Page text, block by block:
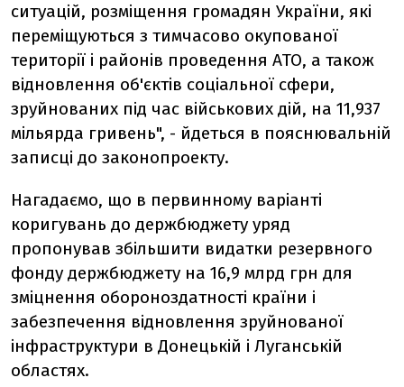
ситуацій, розміщення громадян України, які
переміщуються з тимчасово окупованої
території і районів проведення АТО, а також
відновлення об'єктів соціальної сфери,
зруйнованих під час військових дій, на 11,937
мільярда гривень", - йдеться в пояснювальній
записці до законопроекту.
Нагадаємо, що в первинному варіанті
коригувань до держбюджету уряд
пропонував збільшити видатки резервного
фонду держбюджету на 16,9 млрд грн для
зміцнення обороноздатності країни і
забезпечення відновлення зруйнованої
інфраструктури в Донецькій і Луганській
областях.